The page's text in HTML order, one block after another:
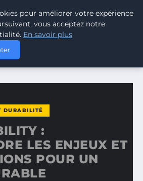
BLOG
ET DURABILITÉ
LES ENJEUX ET LES…
DURABILITÉ
:
LES ENJEUX ET
POUR UN
pour améliorer votre expérience
vous acceptez notre
En savoir plus